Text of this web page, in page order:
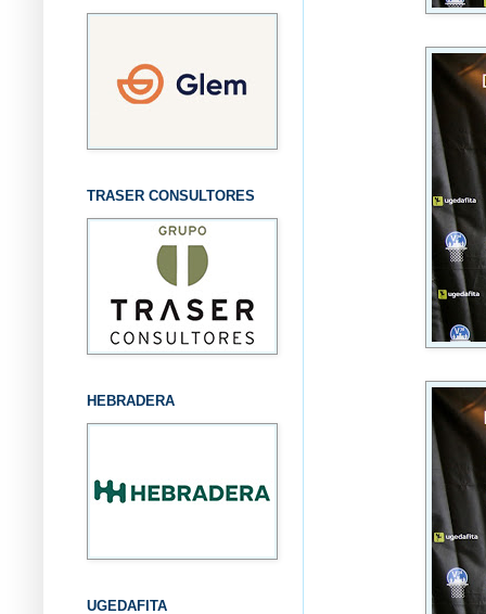
TRASER CONSULTORES
HEBRADERA
UGEDAFITA